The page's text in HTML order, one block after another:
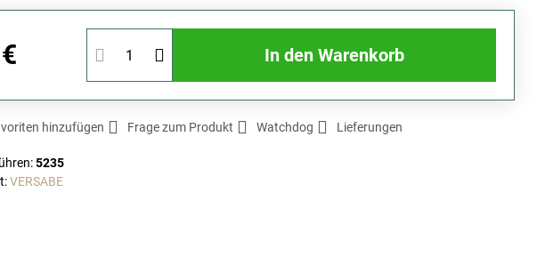
In den Warenkorb
hinzufügen Frage zum Produkt Watchdog Lieferungen
5235
VERSABE